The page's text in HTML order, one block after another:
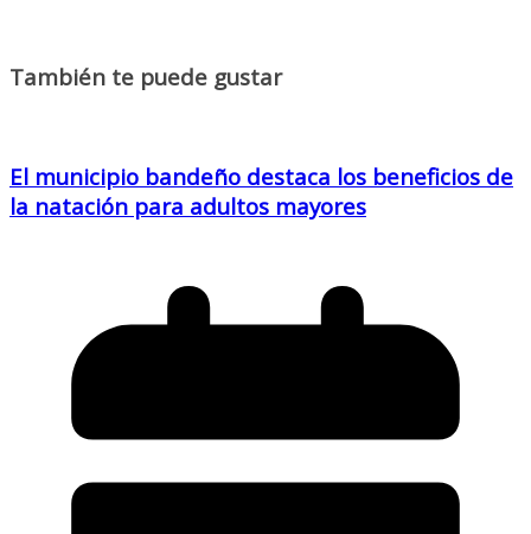
También te puede gustar
El municipio bandeño destaca los beneficios de
la natación para adultos mayores